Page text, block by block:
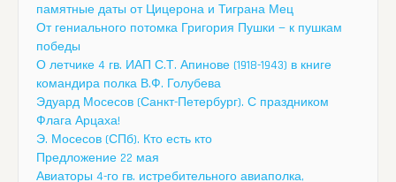
памятные даты от Цицерона и Тиграна Мец
От гениального потомка Григория Пушки — к пушкам
победы
О летчике 4 гв. ИАП С.Т. Апинове (1918-1943) в книге
командира полка В.Ф. Голубева
Эдуард Мосесов (Санкт-Петербург). С праздником
Флага Арцаха!
Э. Мосесов (СПб). Кто есть кто
Предложение 22 мая
Авиаторы 4-го гв. истребительного авиаполка,